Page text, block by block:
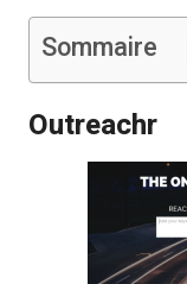
Sommaire
Outreachr